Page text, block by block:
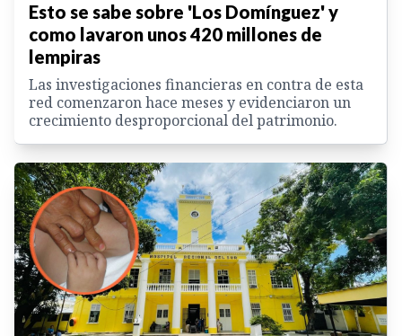
Esto se sabe sobre 'Los Domínguez' y
como lavaron unos 420 millones de
lempiras
Las investigaciones financieras en contra de esta
red comenzaron hace meses y evidenciaron un
crecimiento desproporcional del patrimonio.